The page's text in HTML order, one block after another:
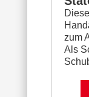
zum
Als